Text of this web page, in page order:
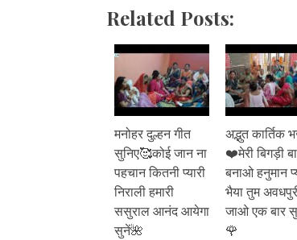
Related Posts:
मनोहर दुल्हन गीत
सुनिए🥰कोई जान ना
पहचान कितनी प्यारी
निराली हमारी
ससुराल आनंद आयेगा
सुनें🌺
अद्भुत कार्तिक
❤️मेरी बिगड़ी
बनाओ हनुमान
भैया तुम
जाओ एक बार
🌹